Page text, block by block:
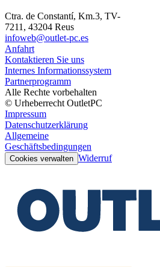
Ctra. de Constantí, Km.3, TV-
7211, 43204 Reus
infoweb@outlet-pc.es
Anfahrt
Kontaktieren Sie uns
Internes Informationssystem
Partnerprogramm
Alle Rechte vorbehalten
© Urheberrecht OutletPC
Impressum
Datenschutzerklärung
Allgemeine
Geschäftsbedingungen
Cookies verwalten Widerruf